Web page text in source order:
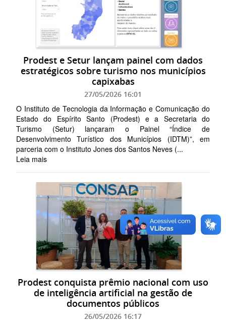
Prodest e Setur lançam painel com dados
estratégicos sobre turismo nos municípios
capixabas
27/05/2026 16:01
O Instituto de Tecnologia da Informação e Comunicação do
Estado do Espírito Santo (Prodest) e a Secretaria do
Turismo (Setur) lançaram o Painel “Índice de
Desenvolvimento Turístico dos Municípios (IDTM)”, em
parceria com o Instituto Jones dos Santos Neves (...
Leia mais
Prodest conquista prêmio nacional com uso
de inteligência artificial na gestão de
documentos públicos
26/05/2026 16:17